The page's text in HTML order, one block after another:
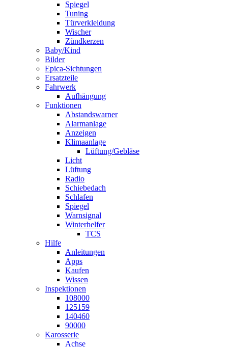
Spiegel
Tuning
Türverkleidung
Wischer
Zündkerzen
Baby/Kind
Bilder
Epica-Sichtungen
Ersatzteile
Fahrwerk
Aufhängung
Funktionen
Abstandswarner
Alarmanlage
Anzeigen
Klimaanlage
Lüftung/Gebläse
Licht
Lüftung
Radio
Schiebedach
Schlafen
Spiegel
Warnsignal
Winterhelfer
TCS
Hilfe
Anleitungen
Apps
Kaufen
Wissen
Inspektionen
108000
125159
140460
90000
Karosserie
Achse